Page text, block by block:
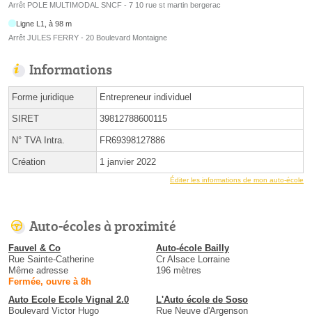
Arrêt POLE MULTIMODAL SNCF - 7 10 rue st martin bergerac
Ligne L1, à 98 m
Arrêt JULES FERRY - 20 Boulevard Montaigne
Informations
Forme juridique Entrepreneur individuel
SIRET 39812788600115
N° TVA Intra. FR69398127886
Création 1 janvier 2022
Éditer les informations de mon auto-école
Auto-écoles à proximité
Fauvel & Co
Rue Sainte-Catherine
Même adresse
Fermée, ouvre à 8h
Auto-école Bailly
Cr Alsace Lorraine
196 mètres
Auto Ecole Ecole Vignal 2.0
Boulevard Victor Hugo
L'Auto école de Soso
Rue Neuve d'Argenson